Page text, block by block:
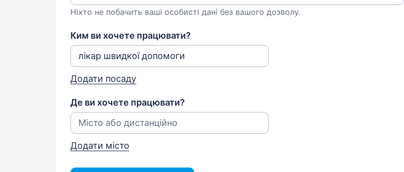
Ніхто не побачить ваші особисті дані без вашого дозволу.
Ким ви хочете працювати?
Додати посаду
Де ви хочете працювати?
Додати місто